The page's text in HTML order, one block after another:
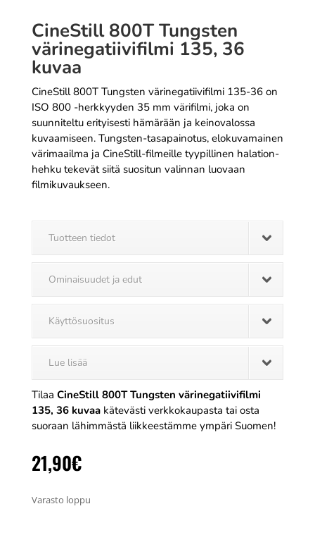
CineStill 800T Tungsten
värinegatiivifilmi 135, 36
kuvaa
CineStill 800T Tungsten värinegatiivifilmi 135-36 on
ISO 800 -herkkyyden 35 mm värifilmi, joka on
suunniteltu erityisesti hämärään ja keinovalossa
kuvaamiseen. Tungsten-tasapainotus, elokuvamainen
värimaailma ja CineStill-filmeille tyypillinen halation-
hehku tekevät siitä suositun valinnan luovaan
filmikuvaukseen.
Tuotteen tiedot
Ominaisuudet ja edut
Käyttösuositus
Lue lisää
Tilaa CineStill 800T Tungsten värinegatiivifilmi
135, 36 kuvaakätevästi verkkokaupasta tai osta
suoraan lähimmästä liikkeestämme ympäri Suomen!
21,90€
Varasto loppu